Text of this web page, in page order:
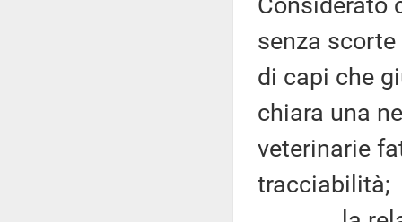
senza
di capi che
chiara una
veterinarie
tracciabilità;